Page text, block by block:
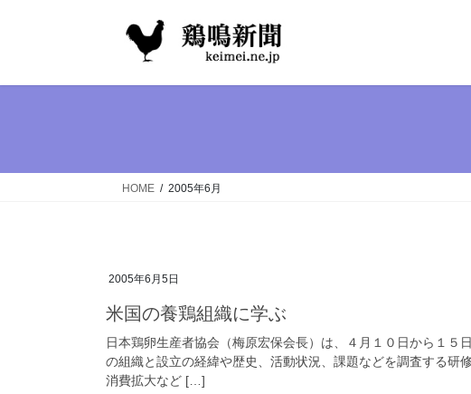
HOME 2005年6月
2005年6月5日
米国の養鶏組織に学ぶ
日本鶏卵生産者協会（梅原宏保会長）は、４月１０日から１５
の組織と設立の経緯や歴史、活動状況、課題などを調査する研
消費拡大など […]